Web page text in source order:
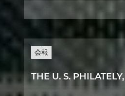
会報
THE U. S.